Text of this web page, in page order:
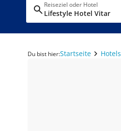
Reiseziel oder Hotel
Lifestyle Hotel Vitar
Du bist hier:Startseite Hotels